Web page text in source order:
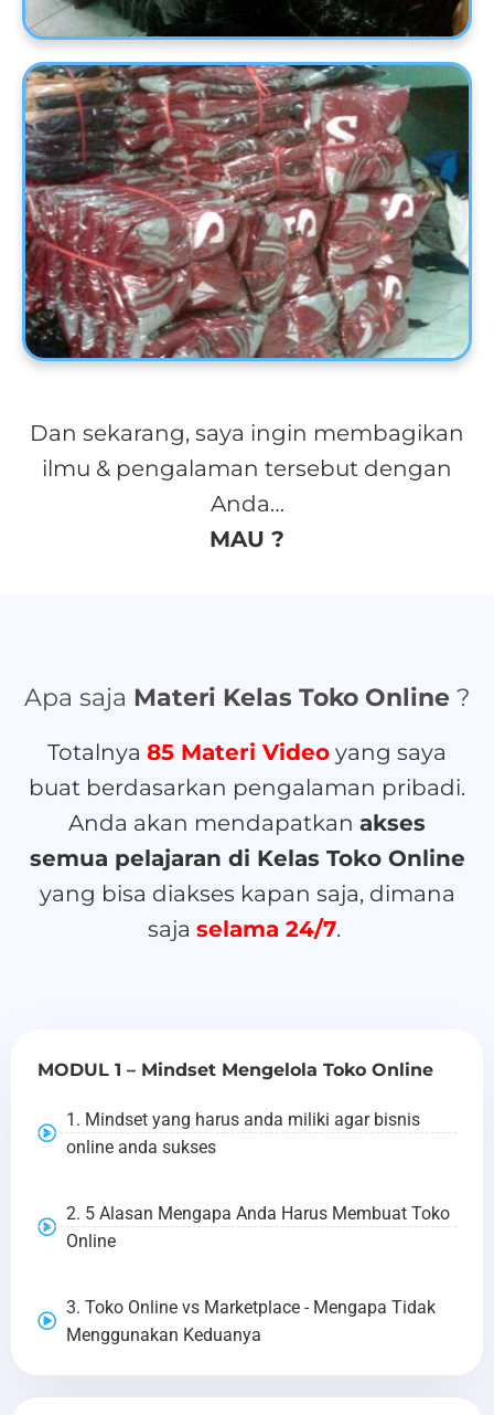
Dan sekarang, saya ingin membagikan
ilmu & pengalaman tersebut dengan
Anda…
MAU ?
Apa saja Materi Kelas Toko Online ?
Totalnya 85 Materi Video yang saya
buat berdasarkan pengalaman pribadi.
Anda akan mendapatkan akses
semua pelajaran di Kelas Toko Online
yang bisa diakses kapan saja, dimana
saja selama 24/7.
MODUL 1 – Mindset Mengelola Toko Online
1. Mindset yang harus anda miliki agar bisnis
online anda sukses
2. 5 Alasan Mengapa Anda Harus Membuat Toko
Online
3. Toko Online vs Marketplace - Mengapa Tidak
Menggunakan Keduanya